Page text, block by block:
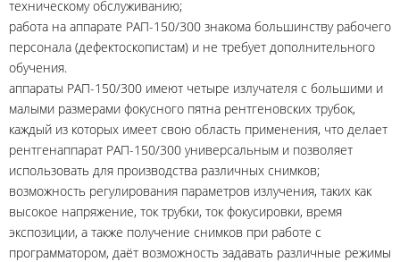
техническому обслуживанию;
работа на аппарате РАП-150/300 знакома большинству рабочего
персонала (дефектоскопистам) и не требует дополнительного
обучения.
аппараты РАП-150/300 имеют четыре излучателя с большими и
малыми размерами фокусного пятна рентгеновских трубок,
каждый из которых имеет свою область применения, что делает
рентгенаппарат РАП-150/300 универсальным и позволяет
использовать для производства различных снимков;
возможность регулирования параметров излучения, таких как
высокое напряжение, ток трубки, ток фокусировки, время
экспозиции, а также получение снимков при работе с
программатором, даёт возможность задавать различные режимы